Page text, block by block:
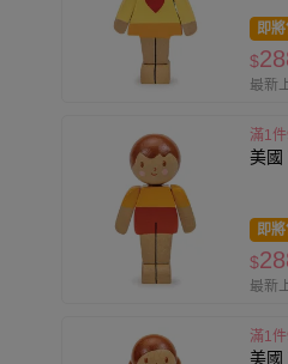
即
$
最新
滿1
美國
即
$
最新
滿1
美國